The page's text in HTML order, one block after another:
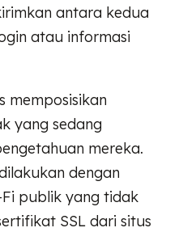
antara kedua
atau informasi
memposisikan
yang sedang
mereka.
dengan
publik yang tidak
SSL dari situs